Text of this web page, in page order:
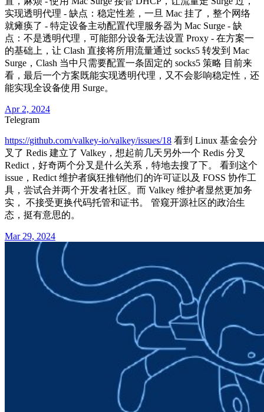
实现透明代理 - 缺点：稳定性差，一旦 Mac 挂了，整个网络
就瘫痪了 - 特定设备主动配置代理服务器为 Mac Surge - 缺
点：不是透明代理，可能部分设备无法设置 Proxy - 在方案一
的基础上，让 Clash 直接将所用流量通过 socks5 转发到 Mac
Surge，Clash 当中只需要配置一条固定的 socks5 策略 目前来
看，最后一个方案既能实现透明代理，又不会影响稳定性，还
能实现全设备使用 Surge。
Apr 2, 2024
Telegram
https://github.com/valkey-io/valkey/issues/18 看到 Linux 基金会分
叉了 Redis 建立了 Valkey，想起前几天另外一个 Redis 分叉
Redict，好奇两个分叉是什么关系，特地去搜了下。 看到这个
issue，Redict 维护者疯狂推销他们的许可证以及 FOSS 协作工
具，尝试合并两个开发者社区。而 Valkey 维护者显然更加务
实， 不接受更换代码托管和证书。 管窥开源社区的政治生
态，挺有意思的。
Mar 29, 2024